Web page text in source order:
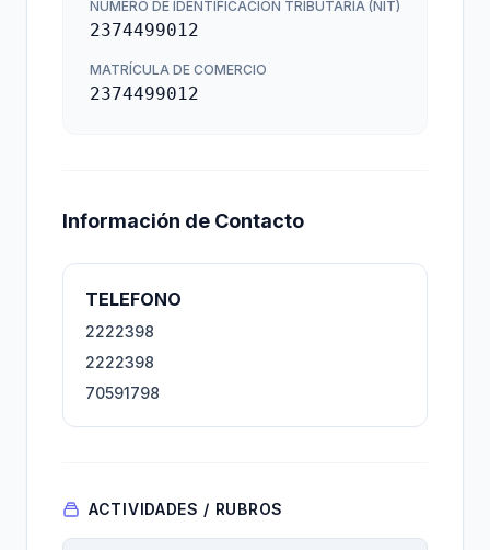
NÚMERO DE IDENTIFICACIÓN TRIBUTARIA (NIT)
2374499012
MATRÍCULA DE COMERCIO
2374499012
Información de Contacto
TELEFONO
2222398
2222398
70591798
ACTIVIDADES / RUBROS